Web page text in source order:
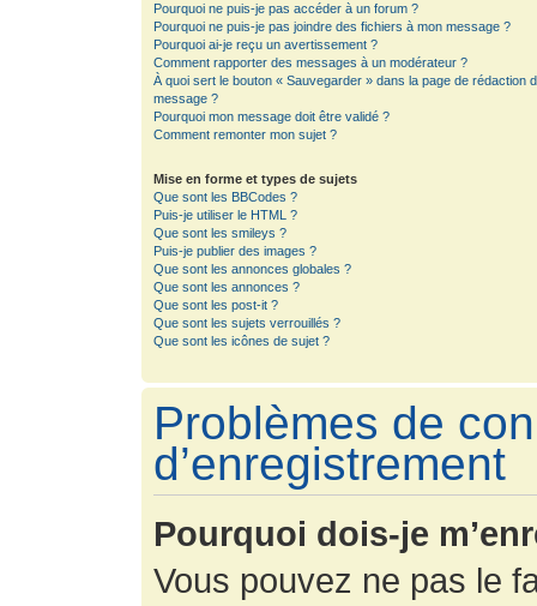
Pourquoi ne puis-je pas accéder à un forum ?
Pourquoi ne puis-je pas joindre des fichiers à mon message ?
Pourquoi ai-je reçu un avertissement ?
Comment rapporter des messages à un modérateur ?
À quoi sert le bouton « Sauvegarder » dans la page de rédaction
message ?
Pourquoi mon message doit être validé ?
Comment remonter mon sujet ?
Mise en forme et types de sujets
Que sont les BBCodes ?
Puis-je utiliser le HTML ?
Que sont les smileys ?
Puis-je publier des images ?
Que sont les annonces globales ?
Que sont les annonces ?
Que sont les post-it ?
Que sont les sujets verrouillés ?
Que sont les icônes de sujet ?
Problèmes de
d’enregistrement
Pourquoi dois-je
Vous pouvez ne pas le